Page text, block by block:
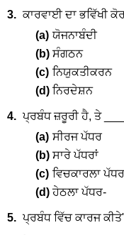
3. ਕਾਰਵਾਈ ਦਾ ਭਵਿੱਖੀ
(a) ਯੋਜਨਾਬੰਦੀ
(b)ਸੰਗਠਨ
(c) ਨਿਯੁਕਤੀਕਰਨ
(d)ਨਿਰਦੇਸ਼ਨ
4. ਪ੍ਰਬੰਧ ਜ਼ਰੂਰੀ ਹੈ, ਤੇ
(a) ਸੀਰਜ ਪੱਧਰ
(b)ਸਾਰੇ ਪੱਧਰਾਂ
(c) ਵਿਚਕਾਰਲਾ ਪੱਧਰ
(d)ਹੇਠਲਾ ਪੱਧਰ-
5. ਪ੍ਰਬੰਧ ਵਿੱਚ ਕਾਰਜ